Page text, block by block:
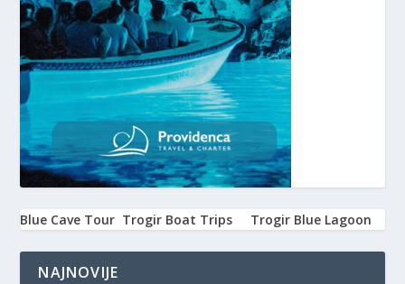
Blue Cave Tour Trogir Boat Trips Trogir Blue Lagoon
NAJNOVIJE